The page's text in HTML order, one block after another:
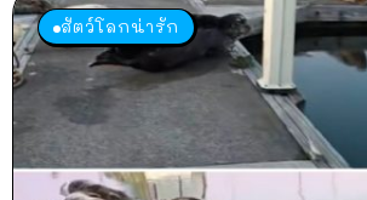
สัตว์โลกน่ารัก